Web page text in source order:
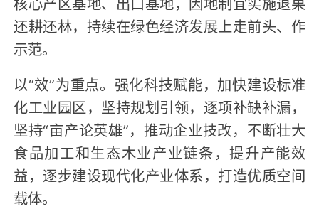
还耕还林，持续在绿色经济发展上走前头、作
示范。
以“效”为重点。强化科技赋能，加快建设标准
化工业园区，坚持规划引领，逐项补缺补漏，
坚持“亩产论英雄”，推动企业技改，不断壮大
食品加工和生态木业产业链条，提升产能效
益，逐步建设现代化产业体系，打造优质空间
载体。